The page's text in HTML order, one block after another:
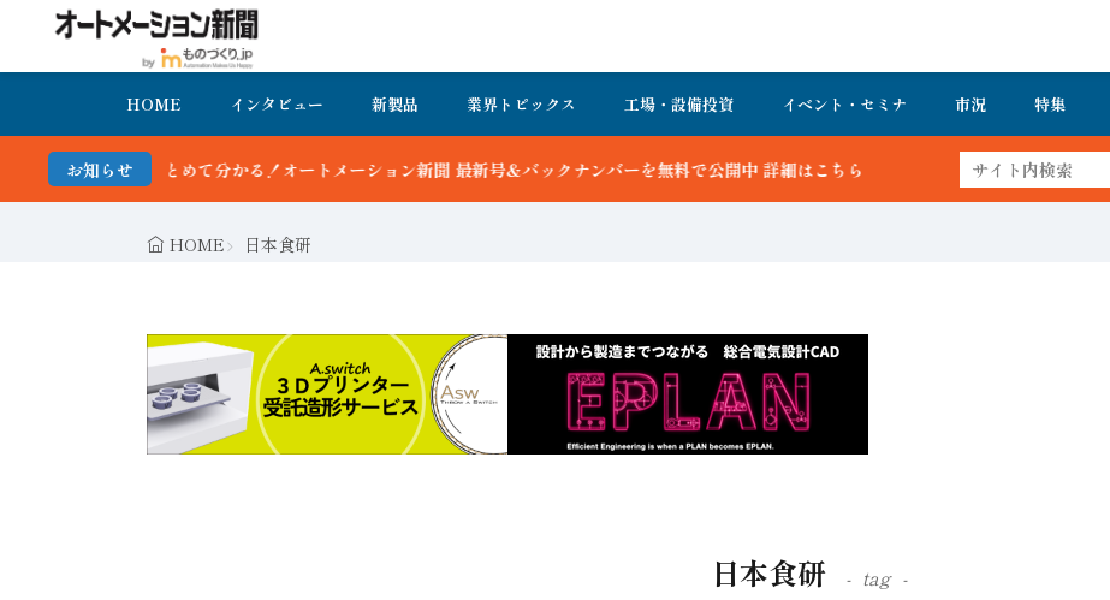
HOME インタビュー 新製品 業界トピックス 工場・設備投資 イベント・セミナ 市況 特集
お知らせ
オートメーション新聞 最新号＆バックナンバーを無料で公開中 詳細はこちら
HOME 日本食研
日本食研 tag